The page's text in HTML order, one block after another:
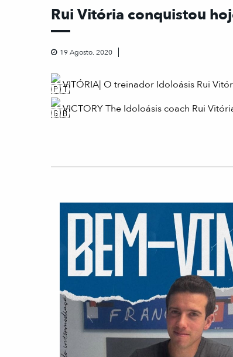
Rui Vitória conquistou
19 Agosto, 2020
VITÓRIA| O treinador Idoloásis Rui
VICTORY The Idoloásis coach Rui